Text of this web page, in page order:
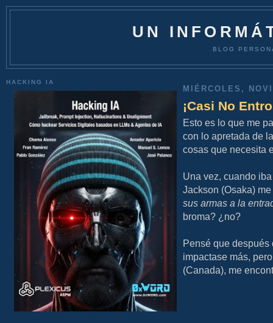
UN
BLOG
HACKING IA
MIÉRCOLES,
¡Casi No
Esto es lo que me
con lo apretada de
cosas que necesita
Una vez, cuando
Jackson (Osaka)
sus armas a la
broma? ¿no?
Pensé que después
impactase más,
(Canada), me